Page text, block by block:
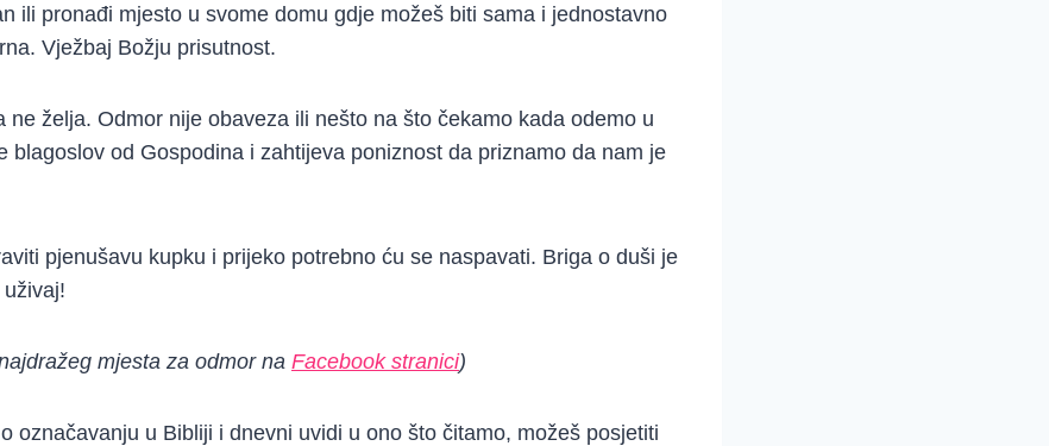
ili pronađi mjesto u svome domu gdje možeš biti sama i jednostavno
Vježbaj Božju prisutnost.
ne želja. Odmor nije obaveza ili nešto na što čekamo kada odemo u
blagoslov od Gospodina i zahtijeva poniznost da priznamo da nam je
pjenušavu kupku i prijeko potrebno ću se naspavati. Briga o duši je
mjesta za odmor na Facebook stranici)
označavanju u Bibliji i dnevni uvidi u ono što čitamo, možeš posjetiti